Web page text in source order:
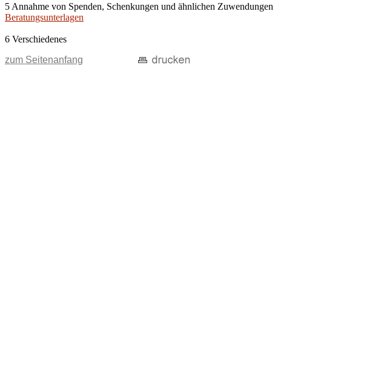
5 Annahme von Spenden, Schenkungen und ähnlichen Zuwendungen
Beratungsunterlagen
6 Verschiedenes
zum Seitenanfang